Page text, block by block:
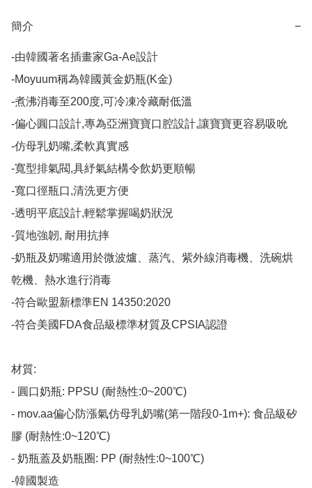
簡介 −
-由韓國著名插畫家Ga-Ae設計
-Moyuum稱為韓國黃金奶瓶(K金)
-煮沸消毒至200度,可冷凍冷藏耐低溫
-偏心圓口設計,專為亞洲寶寶口腔設計,讓寶寶更容易吸吮
-仿母乳奶嘴,柔軟真實感
-寬型排氣閥,具紓氣結構令飲奶更順暢
-寬口徑瓶口,清洗更方便
-透明平底設計,輕鬆掌握喝奶狀況
-質地強韌, 耐用抗摔
-奶瓶及奶嘴適用於微波爐、蒸汽、紫外線消毒機、洗碗烘
乾機、熱水進行消毒
-符合歐盟新標準EN 14350:2020
-符合美國FDA食品級標準材質及CPSIA認證
材質:
- 圓口奶瓶: PPSU (耐熱性:0~200℃)
- mov.aa偏心防漲氣仿母乳奶嘴(第一階段0-1m+): 食品級矽
膠 (耐熱性:0~120℃)
- 奶瓶蓋及奶瓶圈: PP (耐熱性:0~100℃)
-韓國製造​